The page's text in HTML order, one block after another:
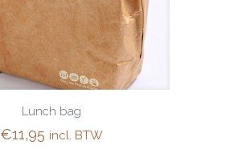
Lunch bag
€11,95 incl. BTW